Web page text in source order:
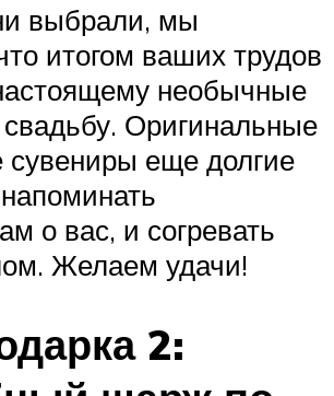
выбрали, мы
итогом ваших трудов
необычные
Оригинальные
сувениры еще долгие
о вас, и согревать
Желаем удачи!
2: